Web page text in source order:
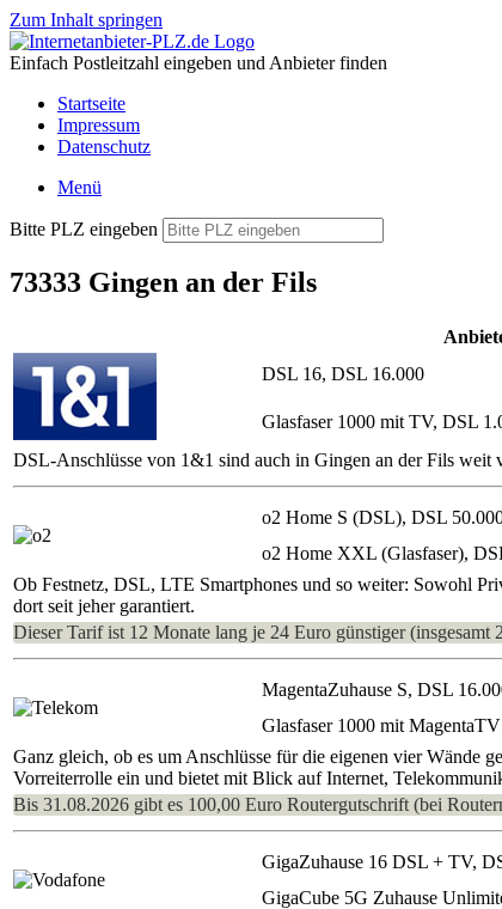
Zum Inhalt springen
Einfach Postleitzahl eingeben und Anbieter finden
Startseite
Impressum
Datenschutz
Menü
Bitte PLZ eingeben
73333 Gingen an der Fils
DSL 16, DSL 16.000
Glasfaser 1000 mit TV, DSL
DSL-Anschlüsse von 1&1 sind auch in Gingen an der Fils weit
o2 Home S (DSL), DSL
o2 Home XXL (Glasfaser),
Ob Festnetz, DSL, LTE Smartphones und so weiter: Sowohl
dort seit jeher garantiert.
Dieser Tarif ist 12 Monate lang je 24 Euro günstiger (insgesamt
MagentaZuhause S, DSL
Glasfaser 1000 mit
Ganz gleich, ob es um Anschlüsse für die eigenen vier Wände
Vorreiterrolle ein und bietet mit Blick auf Internet,
Bis 31.08.2026 gibt es 100,00 Euro Routergutschrift (bei
GigaZuhause 16 DSL + TV,
GigaCube 5G Zuhause